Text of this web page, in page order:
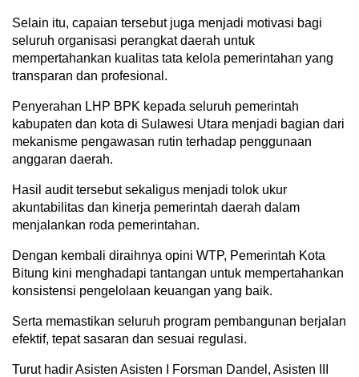
Selain itu, capaian tersebut juga menjadi motivasi bagi
seluruh organisasi perangkat daerah untuk
mempertahankan kualitas tata kelola pemerintahan yang
transparan dan profesional.
Penyerahan LHP BPK kepada seluruh pemerintah
kabupaten dan kota di Sulawesi Utara menjadi bagian dari
mekanisme pengawasan rutin terhadap penggunaan
anggaran daerah.
Hasil audit tersebut sekaligus menjadi tolok ukur
akuntabilitas dan kinerja pemerintah daerah dalam
menjalankan roda pemerintahan.
Dengan kembali diraihnya opini WTP, Pemerintah Kota
Bitung kini menghadapi tantangan untuk mempertahankan
konsistensi pengelolaan keuangan yang baik.
Serta memastikan seluruh program pembangunan berjalan
efektif, tepat sasaran dan sesuai regulasi.
Turut hadir Asisten Asisten I Forsman Dandel, Asisten III